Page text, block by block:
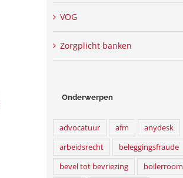
VOG
Zorgplicht banken
Onderwerpen
advocatuur afm
anydesk
arbeidsrecht
beleggingsfraude
bevel tot bevriezing
boilerroom